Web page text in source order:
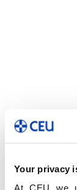
Your privacy
At CEU we